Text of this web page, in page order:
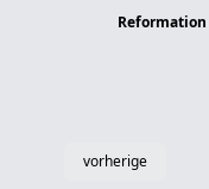
vorherige